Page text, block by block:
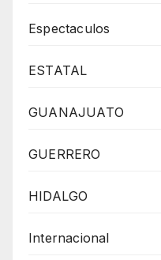
Espectaculos
ESTATAL
GUANAJUATO
GUERRERO
HIDALGO
Internacional